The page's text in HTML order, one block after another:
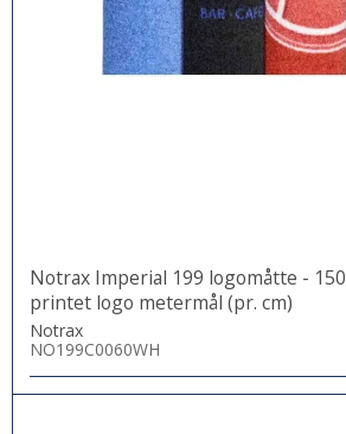
Notrax Imperial 199 logomåtte -
printet logo metermål (pr. cm)
Notrax
NO199C0060WH